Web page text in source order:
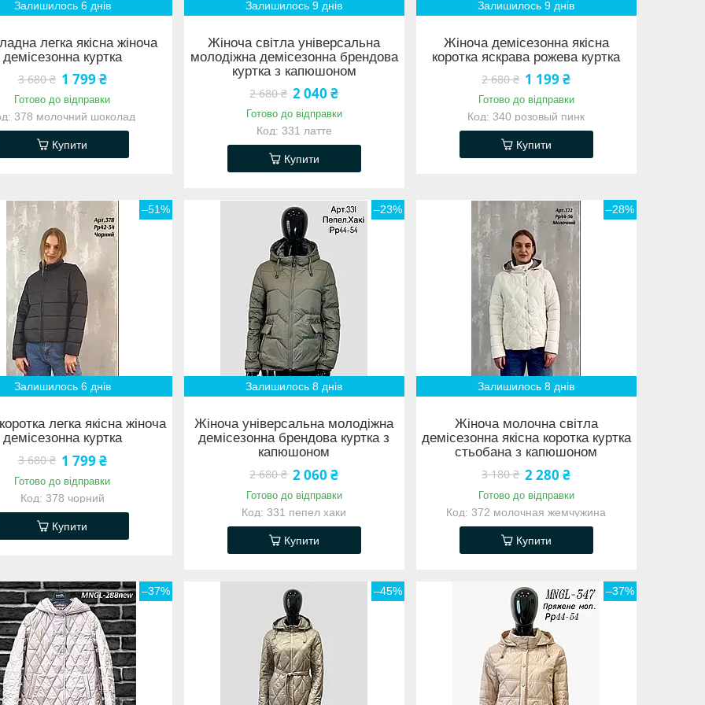
Залишилось 6 днів
легка якісна жіноча
демісезонна куртка
3 680 ₴ 1 799 ₴
Готово до відправки
378 молочний шоколад
Купити
Залишилось 9 днів
Жіноча світла універсальна
молодіжна демісезонна брендова
куртка з капюшоном
2 680 ₴ 2 040 ₴
Готово до відправки
331 латте
Купити
Залишилось 9 днів
Жіноча демісезонна якісна
коротка яскрава рожева куртка
2 680 ₴ 1 199 ₴
Готово до відправки
340 розовый пинк
Купити
–51%
Залишилось 6 днів
легка якісна жіноча
демісезонна куртка
3 680 ₴ 1 799 ₴
Готово до відправки
378 чорний
Купити
–23%
Залишилось 8 днів
Жіноча універсальна молодіжна
демісезонна брендова куртка з
капюшоном
2 680 ₴ 2 060 ₴
Готово до відправки
331 пепел хаки
Купити
–28%
Залишилось 8 днів
Жіноча молочна світла
демісезонна якісна коротка куртка
стьобана з капюшоном
3 180 ₴ 2 280 ₴
Готово до відправки
372 молочная жемчужина
Купити
–37% –45% –37%